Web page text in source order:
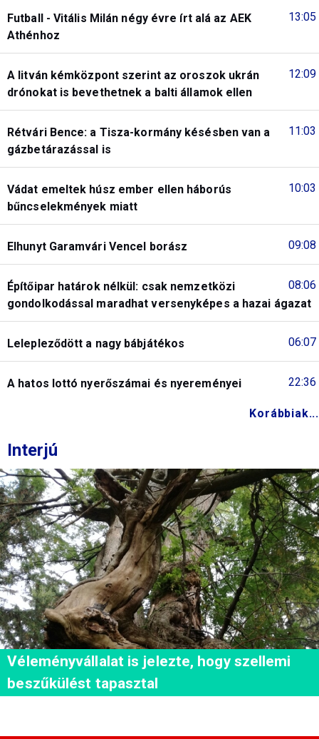
13:05
Futball - Vitális Milán négy évre írt alá az AEK
Athénhoz
12:09
A litván kémközpont szerint az oroszok ukrán
drónokat is bevethetnek a balti államok ellen
11:03
Rétvári Bence: a Tisza-kormány késésben van a
gázbetárazással is
10:03
Vádat emeltek húsz ember ellen háborús
bűncselekmények miatt
09:08
Elhunyt Garamvári Vencel borász
08:06
Építőipar határok nélkül: csak nemzetközi
gondolkodással maradhat versenyképes a hazai ágazat
06:07
Lelepleződött a nagy bábjátékos
22:36
A hatos lottó nyerőszámai és nyereményei
Korábbiak...
Interjú
Véleményvállalat is jelezte, hogy szellemi
beszűkülést tapasztal